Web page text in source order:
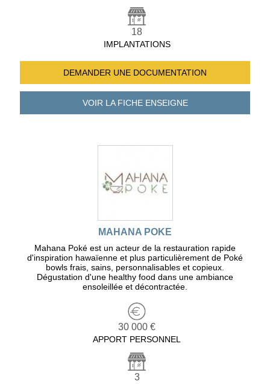
18
IMPLANTATIONS
DEMANDER UNE DOCUMENTATION
VOIR LA FICHEENSEIGNE
MAHANA POKE
Mahana Poké est un acteur de la restauration rapide
d'inspiration hawaïenne et plus particulièrement de Poké
bowls frais, sains, personnalisables et copieux.
Dégustation d'une healthy food dans une ambiance
ensoleillée et décontractée.
30 000 €
APPORT PERSONNEL
3